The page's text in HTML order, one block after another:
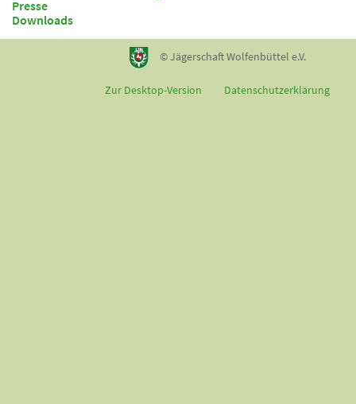
Presse
Downloads
© Jägerschaft Wolfenbüttel e.V.
Zur Desktop-Version Datenschutzerklärung